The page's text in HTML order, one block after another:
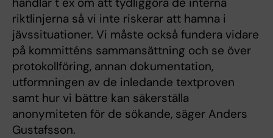
riktlinjerna så vi inte riskerar att hamna i
jävssituationer. Vi måste också fundera vidare
på kommitténs sammansättning och se över
protokollföring, annan dokumentation,
utformningen av de inledande textproven
samt hur vi bättre kan säkerställa
anonymiteten för de sökande, säger Anders
Gustafsson.